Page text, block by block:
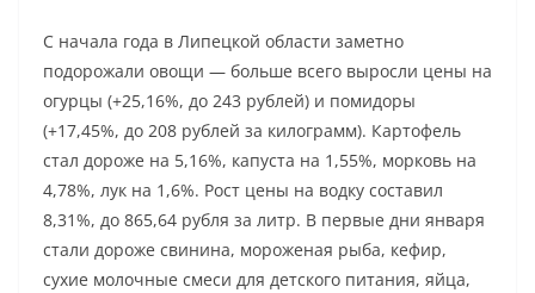
С начала года в Липецкой области заметно
подорожали овощи — больше всего выросли цены на
огурцы (+25,16%, до 243 рублей) и помидоры
(+17,45%, до 208 рублей за килограмм). Картофель
стал дороже на 5,16%, капуста на 1,55%, морковь на
4,78%, лук на 1,6%. Рост цены на водку составил
8,31%, до 865,64 рубля за литр. В первые дни января
стали дороже свинина, мороженая рыба, кефир,
сухие молочные смеси для детского питания, яйца,